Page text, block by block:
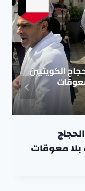
بلا معوقات